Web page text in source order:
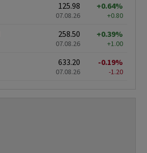
125.98
07.08.26
+0.64%
+0.80
258.50
07.08.26
+0.39%
+1.00
633.20
07.08.26
-0.19%
-1.20